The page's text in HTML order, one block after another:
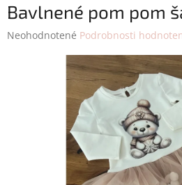
Bavlnené pom pom
Priemerné
Neohodnotené Podrobnosti